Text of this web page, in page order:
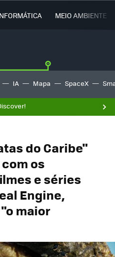
MEIO AMBIENTE
IA Mapa SpaceX
do Caribe"
os
e séries
Engine,
maior